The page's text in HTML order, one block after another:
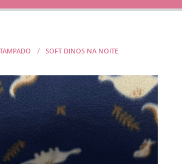
SOFT DINOS NA NOITE